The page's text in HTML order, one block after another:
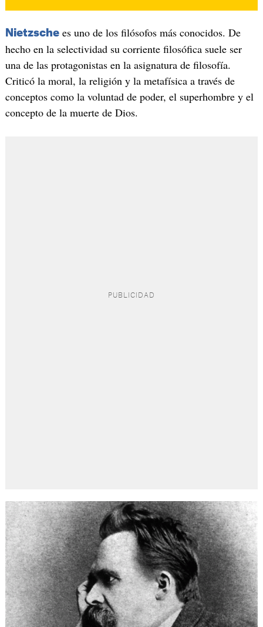
Nietzschees uno de los filósofos más conocidos. De
hecho en la selectividad su corriente filosófica suele ser
una de las protagonistas en la asignatura de filosofía.
Criticó la moral, la religión y la metafísica a través de
conceptos como la voluntad de poder, el superhombre y el
concepto de la muerte de Dios.